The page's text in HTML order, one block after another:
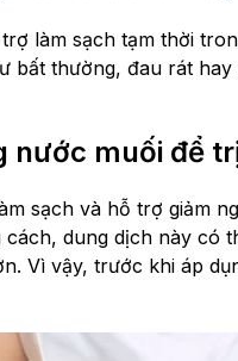
làm sạch tạm thời
bất thường, đau rát
nước muối để
sạch và hỗ trợ giảm
dung dịch này có
Vì vậy, trước khi áp